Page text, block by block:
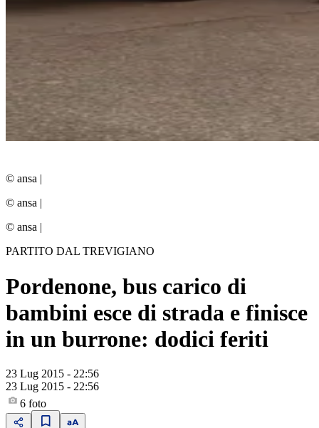
© ansa |
© ansa |
© ansa |
PARTITO DAL TREVIGIANO
Pordenone, bus carico di
bambini esce di strada e finisce
in un burrone: dodici feriti
23 Lug 2015 - 22:56
23 Lug 2015 - 22:56
6 foto